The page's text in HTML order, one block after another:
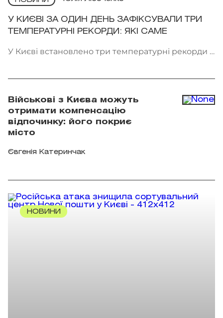
У КИЄВІ ЗА ОДИН ДЕНЬ ЗАФІКСУВАЛИ ТРИ
ТЕМПЕРАТУРНІ РЕКОРДИ: ЯКІ САМЕ
У Києві встановлено три температурні рекорди в
Військові з Києва можуть
отримати компенсацію
відпочинку: його покриє
місто
Євгенія Катеринчак
НОВИНИ